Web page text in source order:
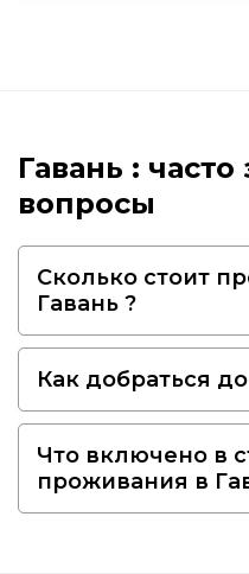
Гавань :
вопросы
Сколько стоит
Гавань ?
Как добраться
Что включено в
проживания в